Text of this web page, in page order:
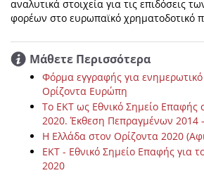
αναλυτικά στοιχεία για τις επιδόσεις
φορέων στο ευρωπαϊκό χρηματοδοτικό
Μάθετε Περισσότερα
Φόρμα εγγραφής για ενημερωτικό
Ορίζοντα Ευρώπη
Το ΕΚΤ ως Εθνικό Σημείο Επαφής
2020. Έκθεση Πεπραγμένων 2014
Η Ελλάδα στον Ορίζοντα 2020
ΕΚΤ - Εθνικό Σημείο Επαφής για
2020